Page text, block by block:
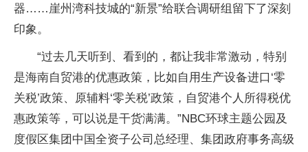
器……崖州湾科技城的“新景”给联合调研组留下了深刻
印象。
“过去几天听到、看到的，都让我非常激动，特别
是海南自贸港的优惠政策，比如自用生产设备进口‘零
关税’政策、原辅料‘零关税’政策，自贸港个人所得税优
惠政策等，可以说是干货满满。”NBC环球主题公园及
度假区集团中国全资子公司总经理、集团政府事务高级